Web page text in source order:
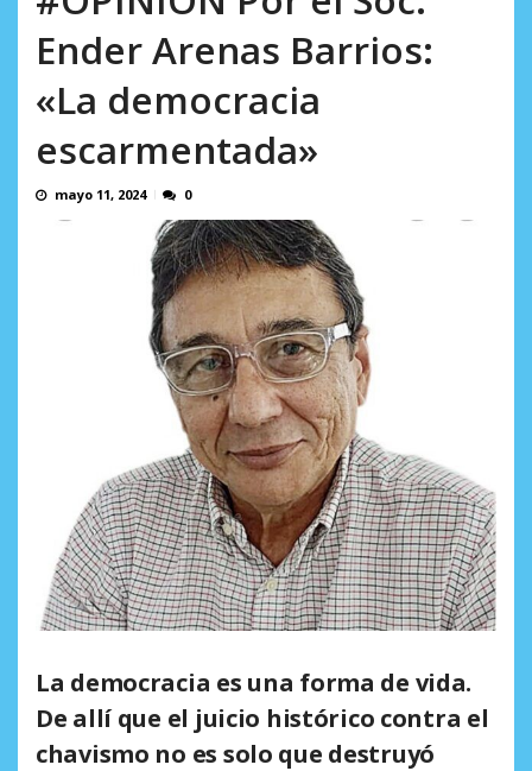
Ender Arenas Barrios:
«La democracia
escarmentada»
mayo 11, 2024 0
La democracia es una forma de vida.
De allí que el juicio histórico contra el
chavismo no es solo que destruyó